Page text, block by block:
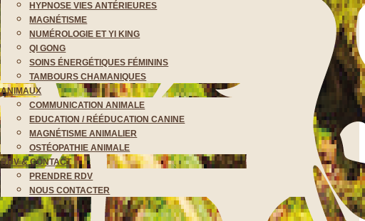
HYPNOSE VIES ANTÉRIEURES
MAGNÉTISME
NUMÉROLOGIE ET YI KING
QI GONG
SOINS ÉNERGÉTIQUES FÉMININS
TAMBOURS CHAMANIQUES
ANIMAUX
COMMUNICATION ANIMALE
EDUCATION / RÉÉDUCATION CANINE
MAGNÉTISME ANIMALIER
OSTÉOPATHIE ANIMALE
RDV & CONTACT
PRENDRE RDV
NOUS CONTACTER